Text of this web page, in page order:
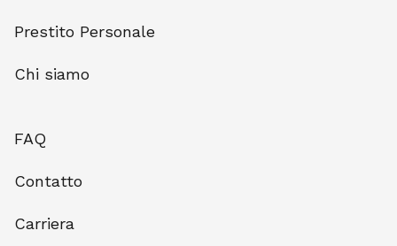
Prestito Personale
Chi siamo
FAQ
Contatto
Carriera